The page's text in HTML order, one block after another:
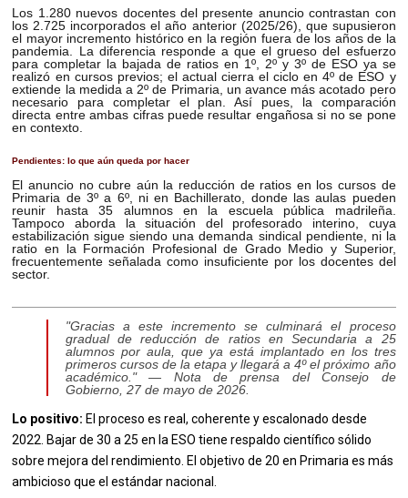
Los 1.280 nuevos docentes del presente anuncio contrastan con
los 2.725 incorporados el año anterior (2025/26), que supusieron
el mayor incremento histórico en la región fuera de los años de la
pandemia. La diferencia responde a que el grueso del esfuerzo
para completar la bajada de ratios en 1º, 2º y 3º de ESO ya se
realizó en cursos previos; el actual cierra el ciclo en 4º de ESO y
extiende la medida a 2º de Primaria, un avance más acotado pero
necesario para completar el plan. Así pues, la comparación
directa entre ambas cifras puede resultar engañosa si no se pone
en contexto.
Pendientes: lo que aún queda por hacer
El anuncio no cubre aún la reducción de ratios en los cursos de
Primaria de 3º a 6º, ni en Bachillerato, donde las aulas pueden
reunir hasta 35 alumnos en la escuela pública madrileña.
Tampoco aborda la situación del profesorado interino, cuya
estabilización sigue siendo una demanda sindical pendiente, ni la
ratio en la Formación Profesional de Grado Medio y Superior,
frecuentemente señalada como insuficiente por los docentes del
sector.
"Gracias a este incremento se culminará el proceso
gradual de reducción de ratios en Secundaria a 25
alumnos por aula, que ya está implantado en los tres
primeros cursos de la etapa y llegará a 4º el próximo año
académico." — Nota de prensa del Consejo de
Gobierno, 27 de mayo de 2026.
Lo positivo: El proceso es real, coherente y escalonado desde
2022. Bajar de 30 a 25 en la ESO tiene respaldo científico sólido
sobre mejora del rendimiento. El objetivo de 20 en Primaria es más
ambicioso que el estándar nacional.